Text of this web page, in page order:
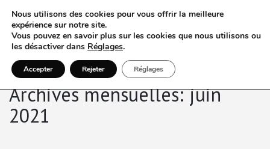
Archives mensuelles: juin
2021
Nous utilisons des cookies pour vous offrir la meilleure
expérience sur notre site.
Vous pouvez en savoir plus sur les cookies que nous utilisons ou
les désactiver dans Réglages.
Accepter Rejeter Réglages